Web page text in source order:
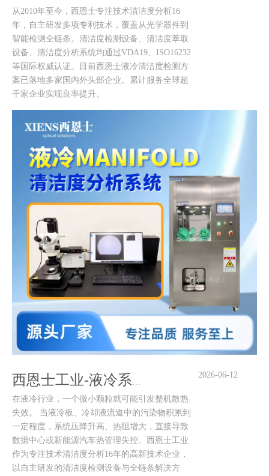
从2010年至今，西恩士专注技术清洁度分析16
年，自主研发多项专利技术，覆盖从光学器件到
智能检测全链条。清洁度检测设备、清洁度萃取
设备、清洁度分析系统均通过VDA19、ISO16232
等国际权威认证。目前西恩士液冷清洁度检测方
案已落地多家国内外头部企业。累计服务全球超
千家企业实现良率提升。
西恩士工业-液冷系统散热效率下降？清洁度检测设备助力良率提升！
在液冷行业，一个微小颗粒就可能引发整机散热
失效。 当液冷板、冷却液流道中的污染物积累到
一定程度，系统压降升高、热阻增大，直接导致
数据中心或新能源汽车热管理失控。西恩士工业
作为专注技术清洁度分析16年的高新技术企业，
以自主研发的清洁度检测设备与全链条解决方
2026-06-12